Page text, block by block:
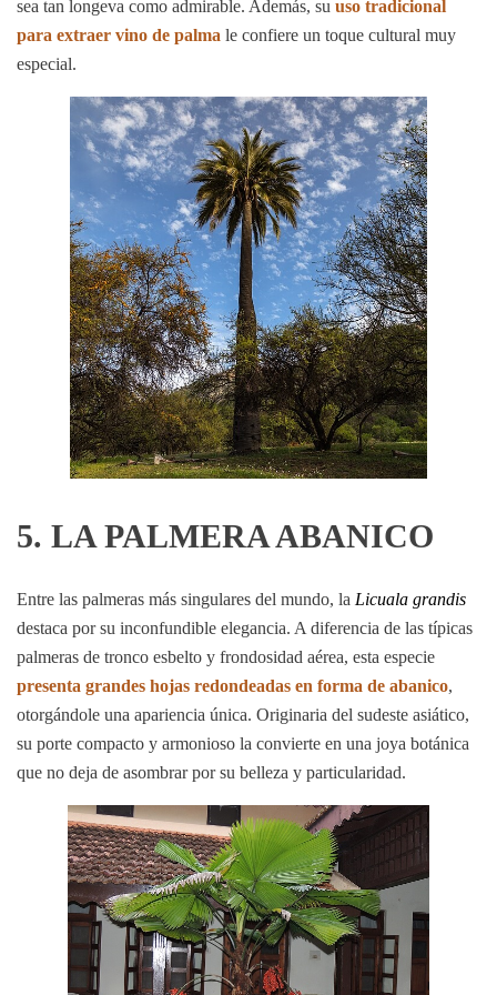
sea tan longeva como admirable. Además, su uso tradicional
para extraer vino de palma le confiere un toque cultural muy
especial.
5. LA PALMERA ABANICO
Entre las palmeras más singulares del mundo, la Licuala grandis
destaca por su inconfundible elegancia. A diferencia de las típicas
palmeras de tronco esbelto y frondosidad aérea, esta especie
presenta grandes hojas redondeadas en forma de abanico,
otorgándole una apariencia única. Originaria del sudeste asiático,
su porte compacto y armonioso la convierte en una joya botánica
que no deja de asombrar por su belleza y particularidad.